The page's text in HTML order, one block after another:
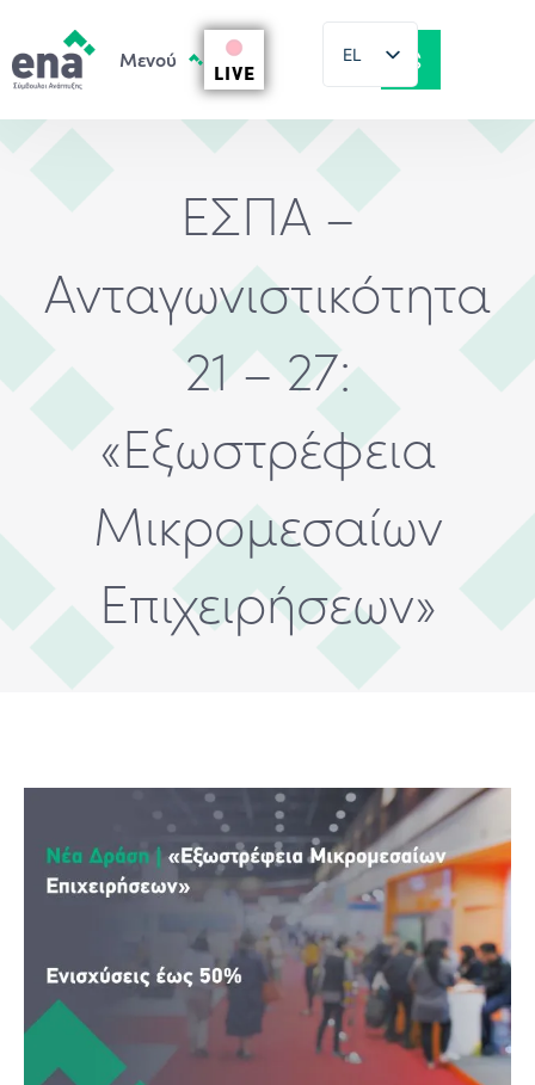
LIVE
EL
EN
ΕΣΠΑ –
Ανταγωνιστικότητα
21 – 27:
«Εξωστρέφεια
Μικρομεσαίων
Επιχειρήσεων»